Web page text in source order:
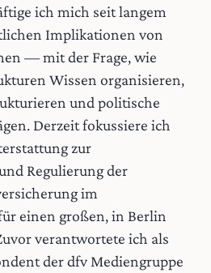
ich mich seit langem
Implikationen von
— mit der Frage, wie
Wissen organisieren,
und politische
Derzeit fokussiere ich
zur
Regulierung der
im
einen großen, in Berlin
verantwortete ich als
der dfv Mediengruppe